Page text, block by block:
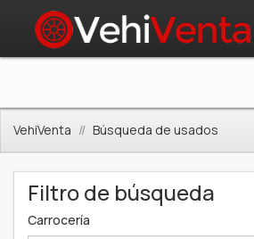
VehiVenta Búsqueda de usados
Filtro de búsqueda
Carrocería